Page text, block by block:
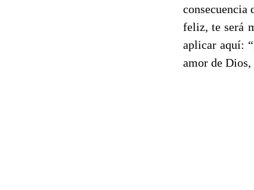
consecuencia
feliz, te será
aplicar aquí:
amor de